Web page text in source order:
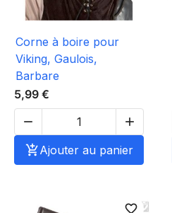
Corne à boire pour
Viking, Gaulois,
Barbare
5,99 €


Ajouter au panier
favorite_border